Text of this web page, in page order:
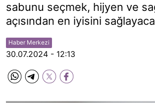
sabunu seçmek, hijyen ve
açısından en iyisini
Haber Merkezi
30.07.2024 - 12:13